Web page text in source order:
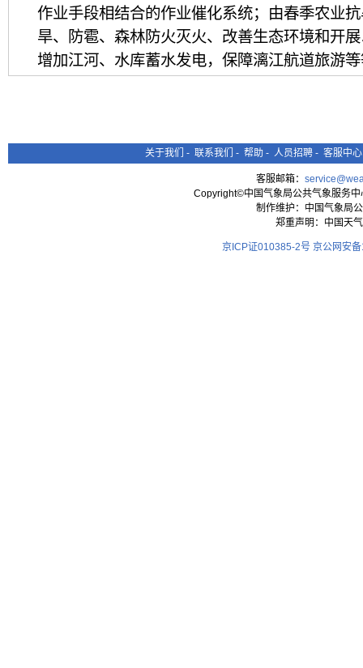
作业手段相结合的作业催化系统；由春季农业
旱、防雹、森林防火灭火、改善生态环境和开
增加江河、水库蓄水发电，保障漓江航道旅游
划，依靠科学技术发展人影事业，促进人影事
彻落实各项政策条例，坚持依法规范管理，确
作业效果、作业安全和科研等方面都取得了可
（一）工作机构及组织管理体系
关于我们 - 联系我们 - 帮助 - 人员招聘 - 客服中心
客服邮箱：
Copyright©中国气象局公共气象服务
制作维护：中国气象局
郑重声明：中国天
京ICP证010385-2号 京公网安